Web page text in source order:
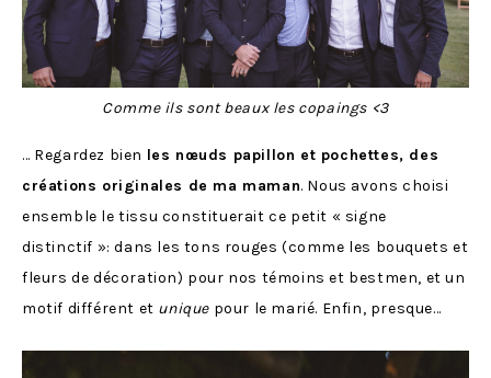
Comme ils sont beaux les copaings <3
… Regardez bien les nœuds papillon et pochettes, des
créations originales de ma maman. Nous avons choisi
ensemble le tissu constituerait ce petit « signe
distinctif »: dans les tons rouges (comme les bouquets et
fleurs de décoration) pour nos témoins et bestmen, et un
motif différent et unique pour le marié. Enfin, presque…